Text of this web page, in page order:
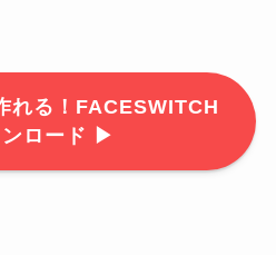
れる！FACESWITCH
ンロード ▶